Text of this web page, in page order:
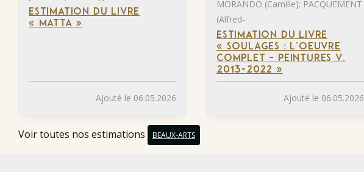
ESTIMATION DU LIVRE
« MATTA »
Ajouté le 06.05.2026
MORANDO (Camille); PACQUEMENT
(Alfred-
ESTIMATION DU LIVRE
« SOULAGES : L’OEUVRE
COMPLET – PEINTURES V.
2013-2022 »
Ajouté le 06.05.2026
Voir toutes nos estimations BEAUX-ARTS